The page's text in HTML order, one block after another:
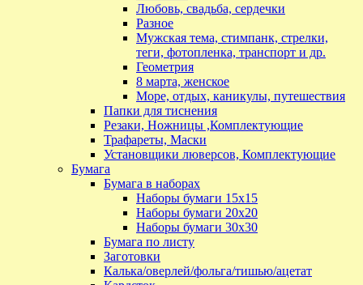
Любовь, свадьба, сердечки
Разное
Мужская тема, стимпанк, стрелки,
теги, фотопленка, транспорт и др.
Геометрия
8 марта, женское
Море, отдых, каникулы, путешествия
Папки для тиснения
Резаки, Ножницы ,Комплектующие
Трафареты, Маски
Установщики люверсов, Комплектующие
Бумага
Бумага в наборах
Наборы бумаги 15х15
Наборы бумаги 20х20
Наборы бумаги 30х30
Бумага по листу
Заготовки
Калька/оверлей/фольга/тишью/ацетат